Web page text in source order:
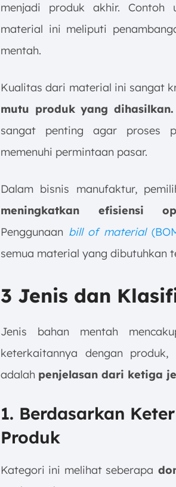
menjadi produk akhir. Contoh
material ini meliputi
mentah.
Kualitas dari material ini sangat
mutu produk yang dihasilkan.
sangat penting agar proses
memenuhi permintaan pasar.
Dalam bisnis manufaktur,
meningkatkan efisiensi
Penggunaan bill of material
semua material yang dibutuhkan
3 Jenis dan
Jenis bahan mentah
keterkaitannya dengan
adalah penjelasan dari ketiga
1. Berdasarkan
Produk
Kategori ini melihat seberapa